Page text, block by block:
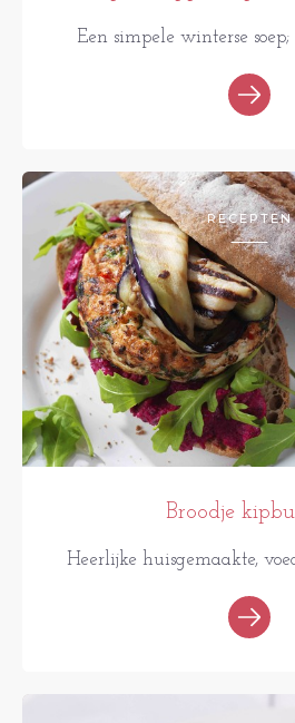
Een simpele winterse soep;
RECEPTEN
Broodje
Heerlijke huisgemaakte,